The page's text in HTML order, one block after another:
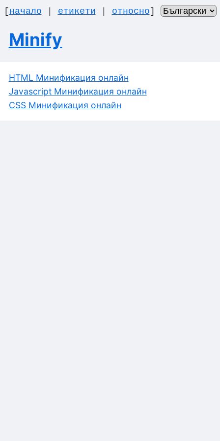
[начало етикети относно]
Minify
HTML Минификация онлайн
Javascript Минификация онлайн
CSS Минификация онлайн